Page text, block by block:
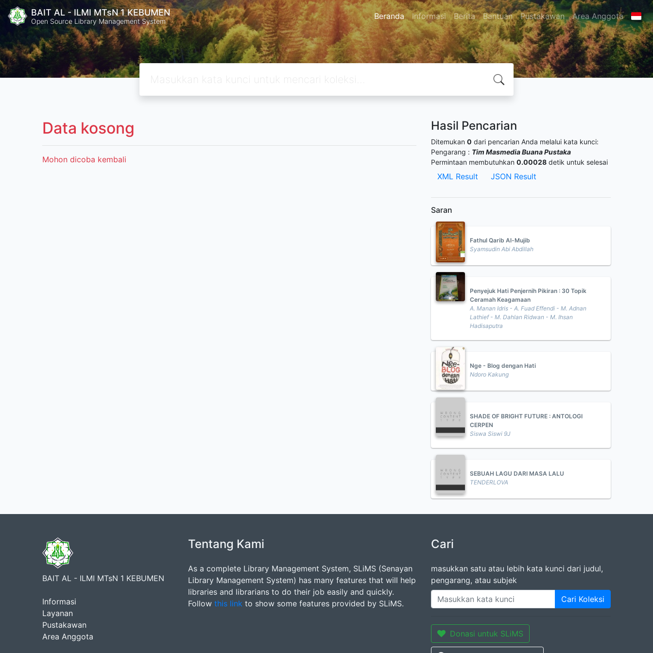
BAIT AL - ILMI MTsN 1 KEBUMEN
Open Source Library Management System Beranda Informasi Berita Bantuan Pustakawan Area Anggota
Data kosong
Mohon dicoba kembali
Hasil Pencarian
Ditemukan 0 dari pencarian Anda melalui kata kunci:
Pengarang : Tim Masmedia Buana Pustaka
Permintaan membutuhkan 0.00028 detik untuk selesai
XML Result JSON Result
Saran
Fathul Qarib Al-Mujib
Syamsudin Abi Abdillah
Penyejuk Hati Penjernih Pikiran : 30 Topik
Ceramah Keagamaan
A. Manan Idris - A. Fuad Effendi - M. Adnan
Lathief - M. Dahlan Ridwan - M. Ihsan
Hadisaputra
Nge - Blog dengan Hati
Ndoro Kakung
SHADE OF BRIGHT FUTURE : ANTOLOGI
CERPEN
Siswa Siswi 9J
SEBUAH LAGU DARI MASA LALU
TENDERLOVA
BAIT AL - ILMI MTsN 1 KEBUMEN
Informasi
Layanan
Pustakawan
Area Anggota
Tentang Kami
As a complete Library Management System, SLiMS (Senayan
Library Management System) has many features that will help
libraries and librarians to do their job easily and quickly.
Follow this link to show some features provided by SLiMS.
Cari
masukkan satu atau lebih kata kunci dari judul,
pengarang, atau subjek
Cari Koleksi
Donasi untuk SLiMS